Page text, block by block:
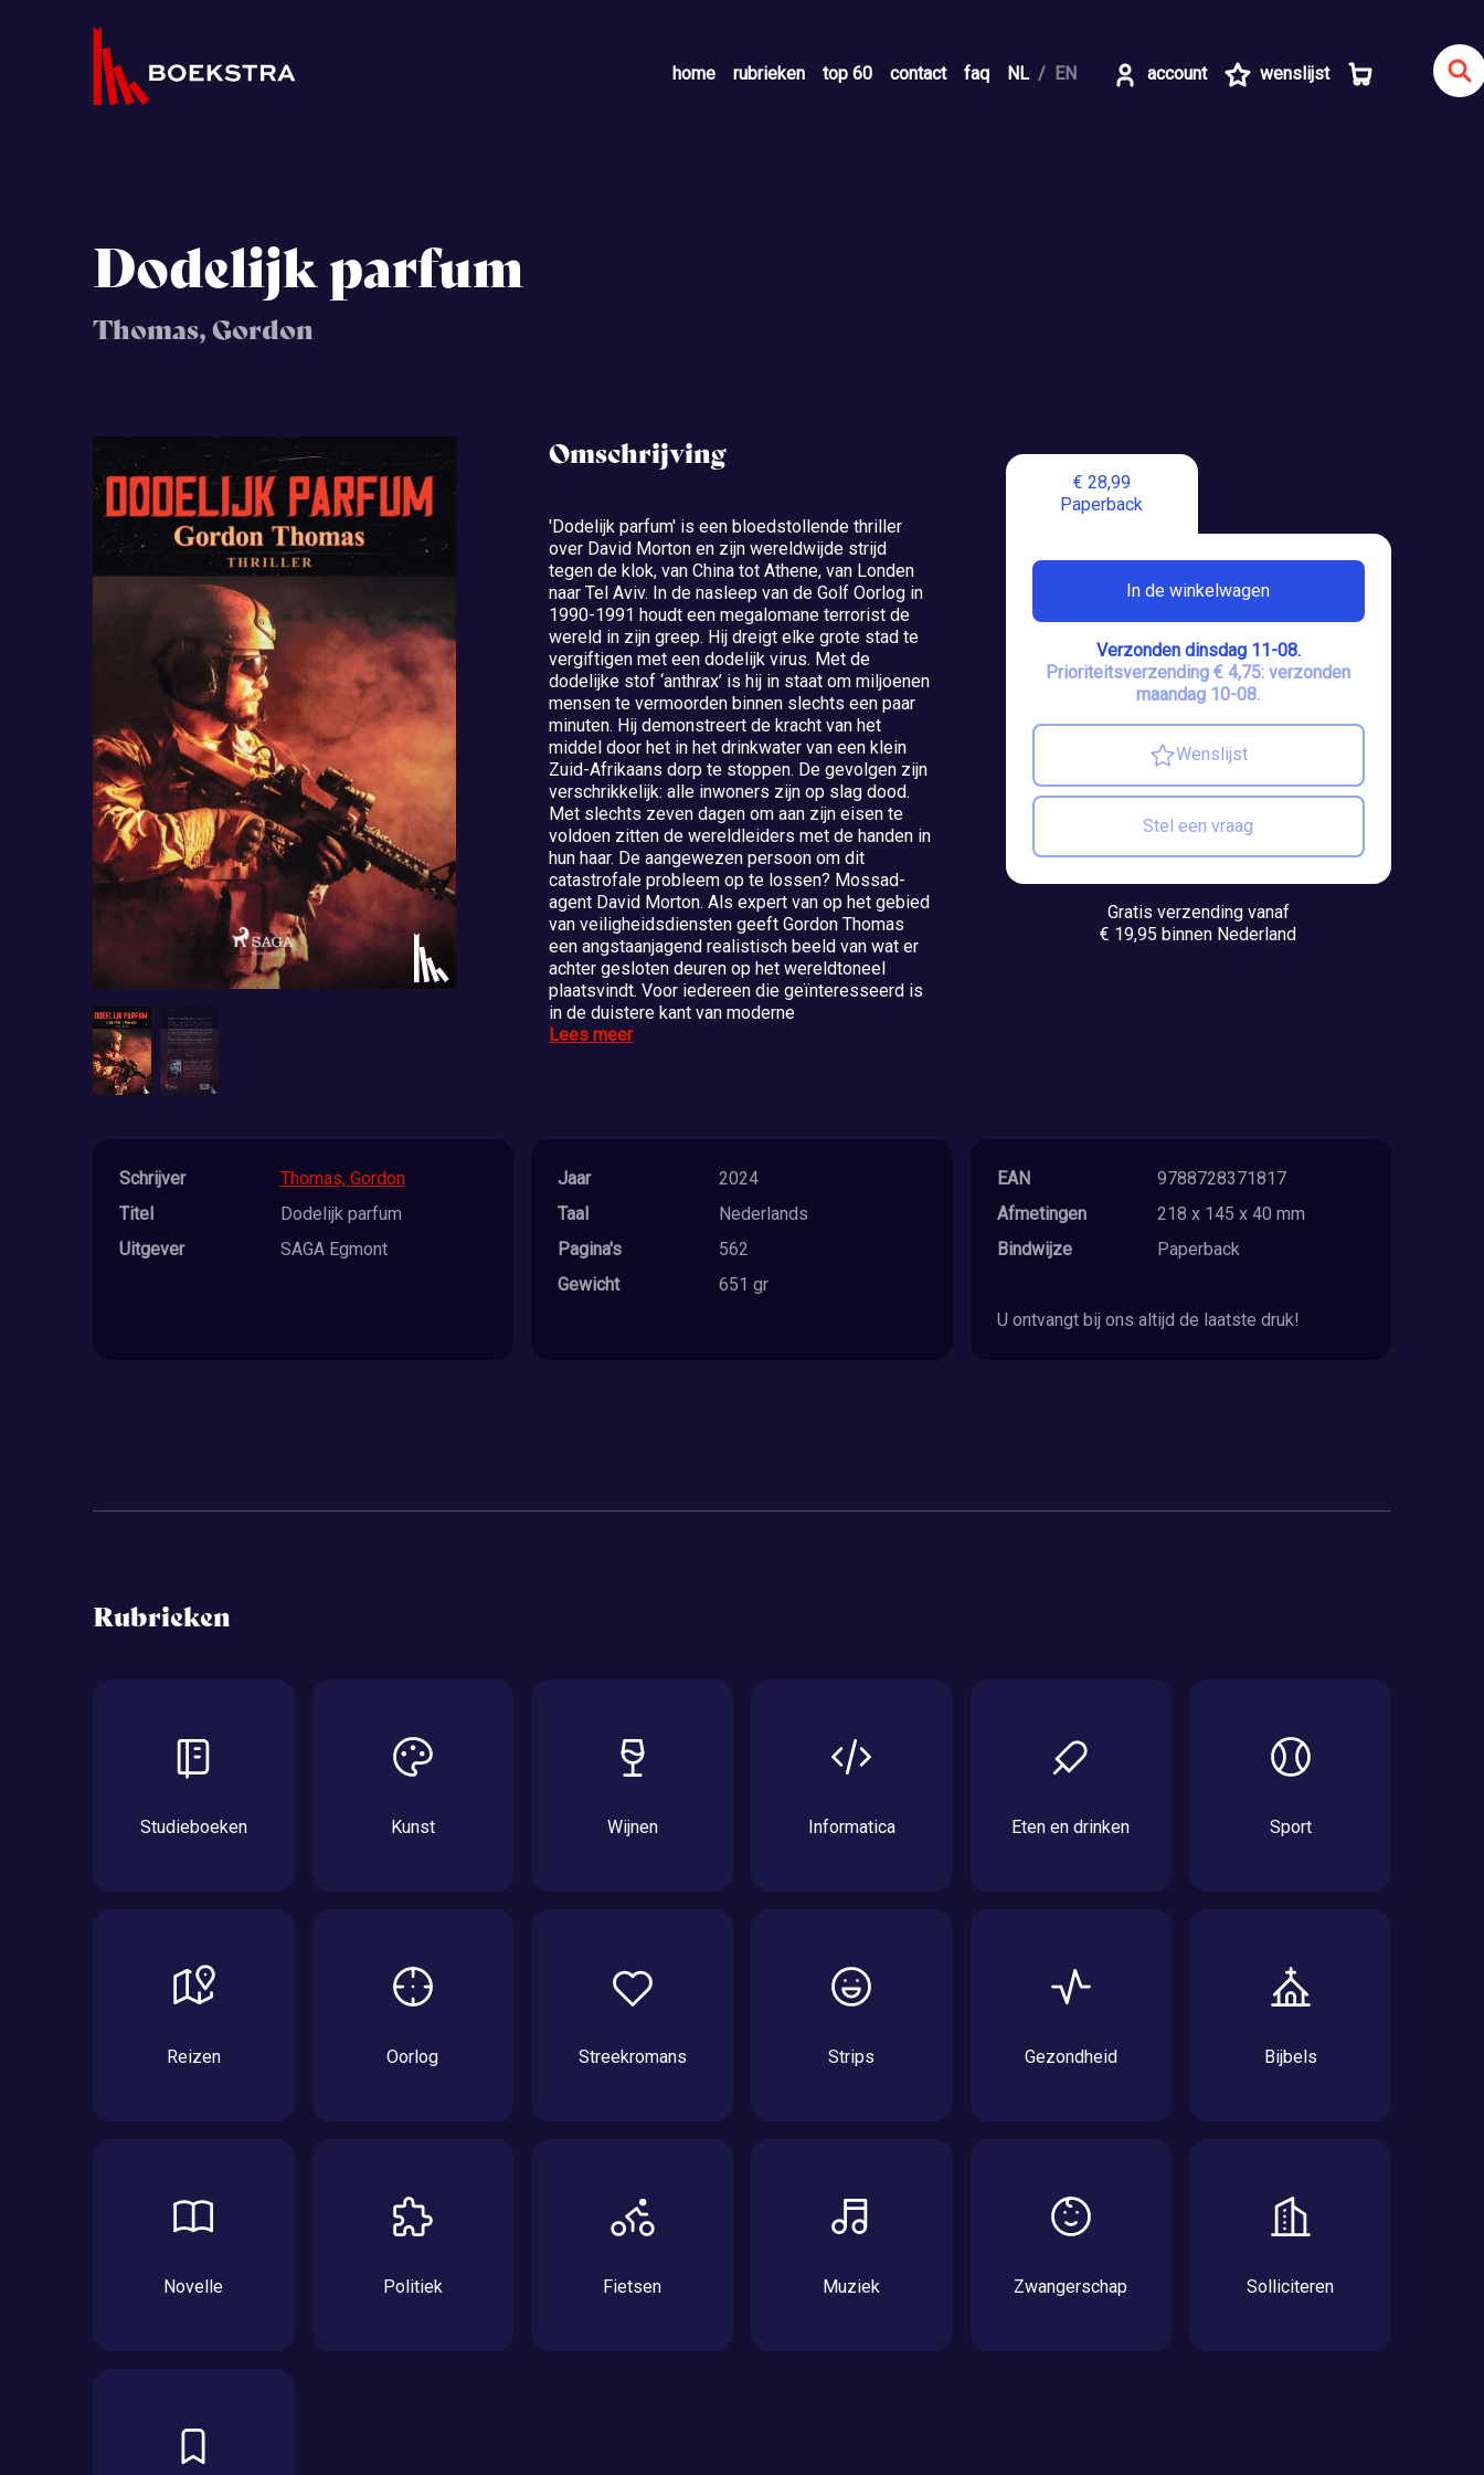
home rubrieken top 60 contact faq NL EN account wenslijst
Dodelijk parfum
Thomas, Gordon
Omschrijving
'Dodelijk parfum' is een bloedstollende thriller
over David Morton en zijn wereldwijde strijd
tegen de klok, van China tot Athene, van Londen
naar Tel Aviv. In de nasleep van de Golf Oorlog in
1990-1991 houdt een megalomane terrorist de
wereld in zijn greep. Hij dreigt elke grote stad te
vergiftigen met een dodelijk virus. Met de
dodelijke stof ‘anthrax’ is hij in staat om miljoenen
mensen te vermoorden binnen slechts een paar
minuten. Hij demonstreert de kracht van het
middel door het in het drinkwater van een klein
Zuid-Afrikaans dorp te stoppen. De gevolgen zijn
verschrikkelijk: alle inwoners zijn op slag dood.
Met slechts zeven dagen om aan zijn eisen te
voldoen zitten de wereldleiders met de handen in
hun haar. De aangewezen persoon om dit
catastrofale probleem op te lossen? Mossad-
agent David Morton. Als expert van op het gebied
van veiligheidsdiensten geeft Gordon Thomas
een angstaanjagend realistisch beeld van wat er
achter gesloten deuren op het wereldtoneel
plaatsvindt. Voor iedereen die geïnteresseerd is
in de duistere kant van moderne
Lees meer
€ 28,99
Paperback
In de winkelwagen
Verzonden dinsdag 11-08.
Prioriteitsverzending € 4,75: verzonden
maandag 10-08.
Wenslijst
Stel een vraag
Gratis verzending vanaf
€ 19,95 binnen Nederland
Schrijver
Thomas, Gordon
Titel
Dodelijk parfum
Uitgever
SAGA Egmont
Jaar
2024
Taal
Nederlands
Pagina's
562
Gewicht
651 gr
EAN
9788728371817
Afmetingen
218 x 145 x 40 mm
Bindwijze
Paperback
U ontvangt bij ons altijd de laatste druk!
Rubrieken
Studieboeken Kunst Wijnen Informatica Eten en drinken Sport
Reizen Oorlog Streekromans Strips Gezondheid Bijbels
Novelle Politiek Fietsen Muziek Zwangerschap Solliciteren